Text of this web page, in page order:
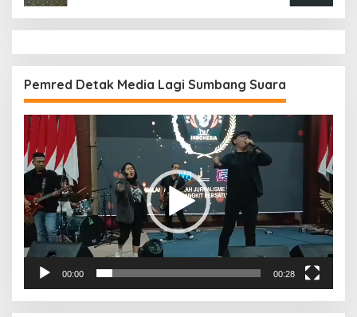
Pemred Detak Media Lagi Sumbang Suara
Pemutar
Video
00:00 00:28